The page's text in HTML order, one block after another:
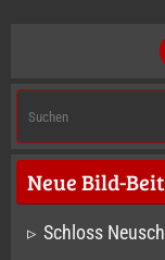
Neue Bild-
Schloss